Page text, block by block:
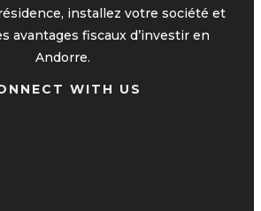
installez votre société et
avantages fiscaux d’investir en
Andorre.
WITH US